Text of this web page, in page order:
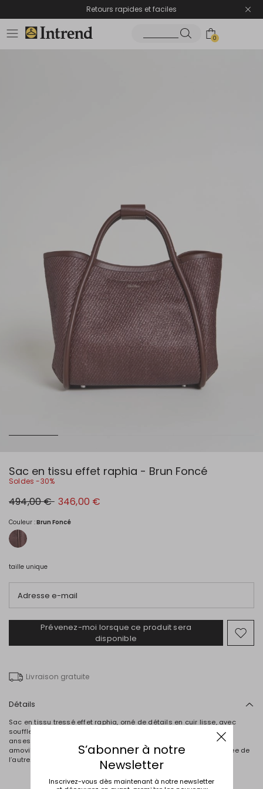
Retours rapides et faciles
0
Sac en tissu effet raphia - Brun Foncé
Soldes -30%
Prix
original
€
494,00 € Nouveau
prix
€
346,00 €
Couleur :Brun Foncé
taille unique
Adresse e-mail
Prévenez-moi lorsque ce produit sera
disponible
vers
Livraison gratuite
Détails
Sac en tissu tressé effet raphia, orné de détails en cuir lisse, avec
soufflets latéraux rabattables par un lien et un anneau intérieurs,
anses tubulaires avec bride de maintien, bandoulière réglable et
amovible, une poche zippée d’un côté et une poche ouverte gansée de
l’autre. Fermeture aimantée sur le dessus.
S’abonner à notre
Newsletter
Inscrivez-vous dès maintenant à notre newsletter